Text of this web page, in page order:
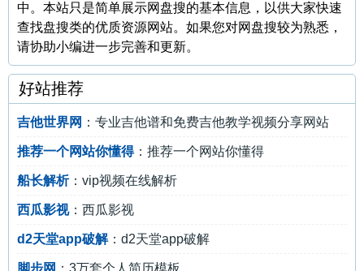
中。本站只是简单展示网盘搜的基本信息，以供大家快速
查找盘搜类的优质资源网站。如果您对网盘搜较为熟悉，
请协助小编进一步完善和更新。
好站推荐
吉他世界网 ：专业吉他谱和免费吉他教学视频分享网站
推荐一个网站你懂得：推荐一个网站你懂得
船长解析：vip视频在线解析
西瓜影视：西瓜影视
d2天堂app破解：d2天堂app破解
脚步网 ：3万套个人简历模板